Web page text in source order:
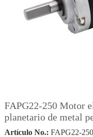
FAPG22-250 Motor
planetario de metal
Artículo No.: FAPG22-250